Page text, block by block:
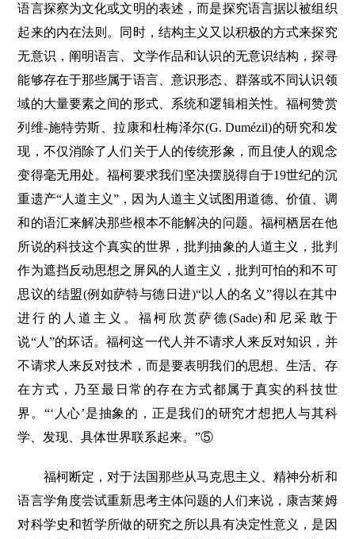
语言探察为文化或文明的表述，而是探究语言据以被组织
起来的内在法则。同时，结构主义又以积极的方式来探究
无意识，阐明语言、文学作品和认识的无意识结构，探寻
能够存在于那些属于语言、意识形态、群落或不同认识领
域的大量要素之间的形式、系统和逻辑相关性。福柯赞赏
列维-施特劳斯、拉康和杜梅泽尔(G. Dumézil)的研究和发
现，不仅消除了人们关于人的传统形象，而且使人的观念
变得毫无用处。福柯要求我们坚决摆脱得自于19世纪的沉
重遗产“人道主义”，因为人道主义试图用道德、价值、调
和的语汇来解决那些根本不能解决的问题。福柯栖居在他
所说的科技这个真实的世界，批判抽象的人道主义，批判
作为遮挡反动思想之屏风的人道主义，批判可怕的和不可
思议的结盟(例如萨特与德日进)“以人的名义”得以在其中
进行的人道主义。福柯欣赏萨德(Sade)和尼采敢于
说“人”的坏话。福柯这一代人并不请求人来反对知识，并
不请求人来反对技术，而是要表明我们的思想、生活、存
在方式，乃至最日常的存在方式都属于真实的科技世
界。“‘人心’是抽象的，正是我们的研究才想把人与其科
学、发现、具体世界联系起来。”⑤
福柯断定，对于法国那些从马克思主义、精神分析和
语言学角度尝试重新思考主体问题的人们来说，康吉莱姆
对科学史和哲学所做的研究之所以具有决定性意义，是因